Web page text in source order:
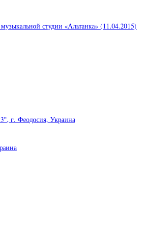
студии «Альтанка» (11.04.2015)
г. Феодосия, Украина